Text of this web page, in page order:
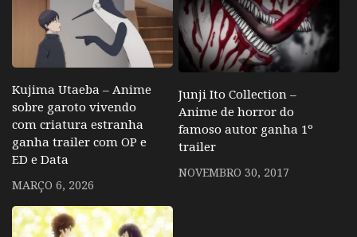
Kujima Utaeba – Anime
sobre garoto vivendo
com criatura estranha
ganha trailer com OP e
ED e Data
MARÇO 6, 2026
Junji Ito Collection –
Anime de horror do
famoso autor ganha 1º
trailer
NOVEMBRO 30, 2017